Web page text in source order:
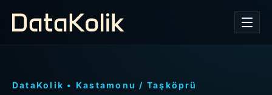
DataKolik • Kastamonu / Taşköprü